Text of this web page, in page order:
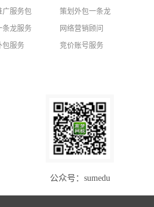
广服务包
条龙服务
包服务
策划外包一条龙
网络营销顾问
竞价账号服务
公众号：sumedu